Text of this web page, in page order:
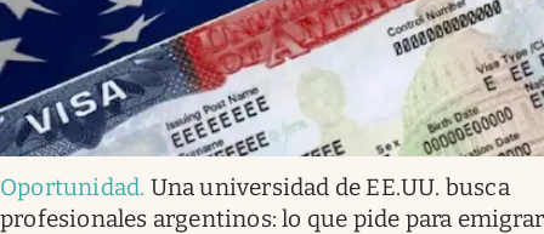
Oportunidad. Una universidad de EE.UU. busca
profesionales argentinos: lo que pide para emigrar